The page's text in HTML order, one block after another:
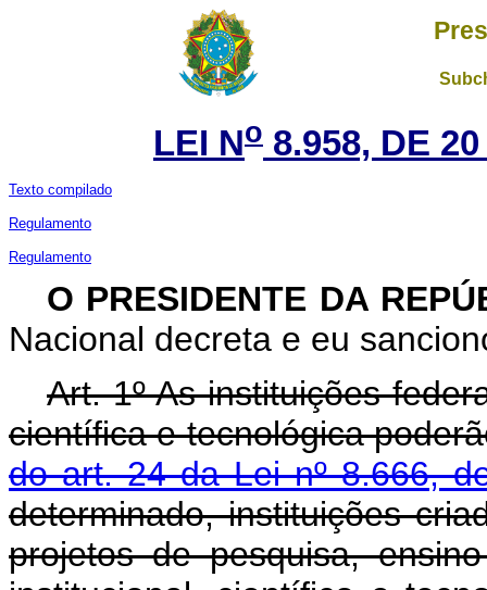
LEI No 8.958, DE
Texto compilado
Regulamento
Regulamento
O PRESIDENTE DA
Nacional decreta e eu
Art. 1º As instituições
científica e tecnológica
do art. 24 da Lei nº 8.666,
determinado, instituições
projetos de pesquisa,